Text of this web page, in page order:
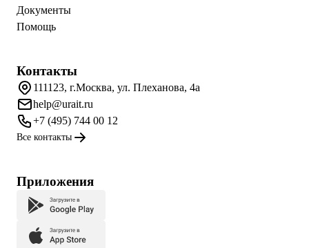
Документы
Помощь
Контакты
111123, г.Москва, ул. Плеханова, 4а
help@urait.ru
+7 (495) 744 00 12
Все контакты
Приложения